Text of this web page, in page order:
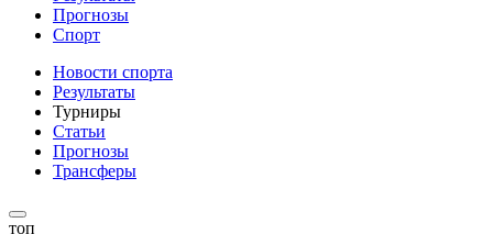
Прогнозы
Спорт
Новости спорта
Результаты
Турниры
Статьи
Прогнозы
Трансферы
топ